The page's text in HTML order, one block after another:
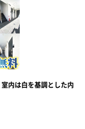
内は白を基調とした内